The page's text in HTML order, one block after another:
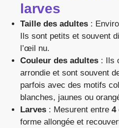
larves
Taille des adultes :
Ils sont petits et souvent
l’œil nu.
Couleur des adultes : Ils
arrondie et sont souvent
parfois avec des motifs
blanches, jaunes ou
Larves : Mesurent entre 4
forme allongée et